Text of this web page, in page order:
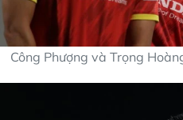
Công Phượng và Trọng